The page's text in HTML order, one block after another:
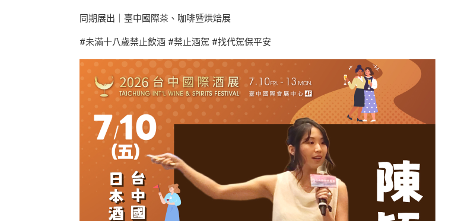
同期展出｜臺中國際茶、咖啡暨烘焙展
#未滿十八歲禁止飲酒 #禁止酒駕 #找代駕保平安